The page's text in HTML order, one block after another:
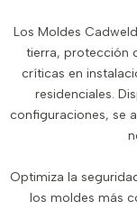
Los Moldes
tierra, protección
críticas en
residenciales.
configuraciones, se
Optimiza la
los moldes más